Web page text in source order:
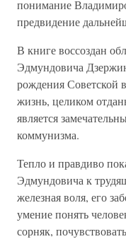
понимание
предвидение
В книге воссоздан
Эдмундовича
рождения Советской
жизнь, целиком
является
коммунизма.
Тепло и правдиво
Эдмундовича к
железная воля, его
умение понять
сорняк,